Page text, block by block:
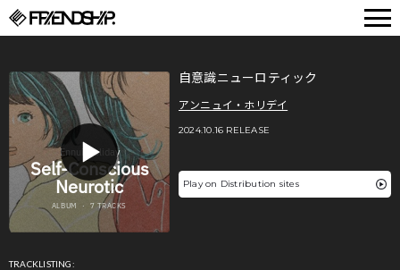
自意識ニューロティック
アンニュイ・ホリデイ
2024.10.16 RELEASE
Play on Distribution sites
TRACKLISTING: